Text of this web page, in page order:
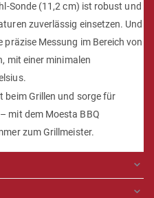
Sonde (11,2 cm) ist robust und
zuverlässig einsetzen. Und
präzise Messung im Bereich von
mit einer minimalen
beim Grillen und sorge für
mit dem Moesta BBQ
zum Grillmeister.